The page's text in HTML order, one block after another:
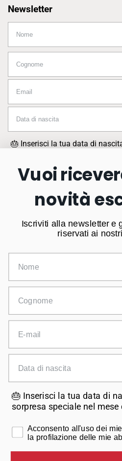
Newsletter
Nome
Cognome
Email
Data di nascita
🎂 Inserisci la tua data di
Iscrivendoti, accetti la nostra
delle mie abitudini di consumo
Follow us on social media
Currency
Bermuda (EUR €)
© 2026 Moneta Shop
Moneta is a
with certified management system in
ISO 14001 and SA 8000
Vuoi
novità
Iscriviti alla newsletter e
riservati ai
🎂 Inserisci la tua data di
sorpresa speciale nel
Consenso
Acconsento all'uso dei
la profilazione delle mie